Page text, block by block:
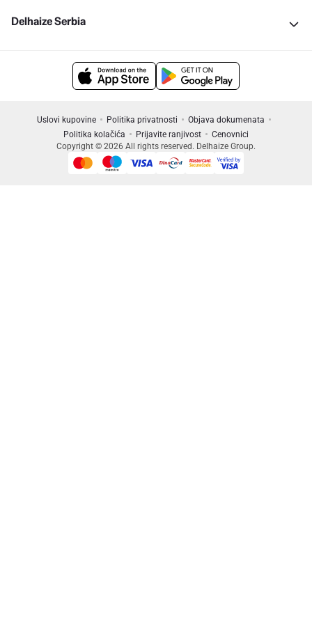
Delhaize Serbia
Uslovi kupovine Politika privatnosti
Objava dokumenata
Politika kolačića
Prijavite ranjivost
Cenovnici
Copyright © 2026 All rights reserved. Delhaize Group.